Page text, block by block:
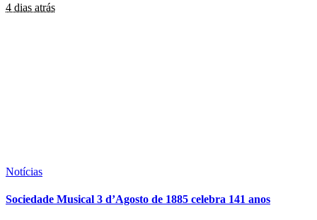
4 dias atrás
Notícias
Sociedade Musical 3 d’Agosto de 1885 celebra 141 anos